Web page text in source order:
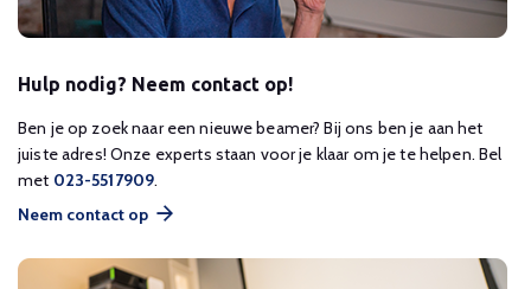
Hulp nodig? Neem contact op!
Ben je op zoek naar een nieuwe beamer? Bij ons ben je aan het
juiste adres! Onze experts staan voor je klaar om je te helpen. Bel
met 023-5517909.
Neem contact op